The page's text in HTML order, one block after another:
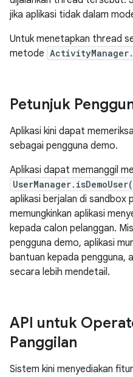
jika aplikasi tidak dalam
Untuk menetapkan thread
metode
Petunjuk
Aplikasi kini dapat
sebagai pengguna demo.
Aplikasi dapat memanggil
aplikasi berjalan di sandbox
memungkinkan aplikasi
kepada calon pelanggan.
pengguna demo, aplikasi
bantuan kepada pengguna,
secara lebih mendetail.
API untuk
Panggilan
Sistem kini menyediakan